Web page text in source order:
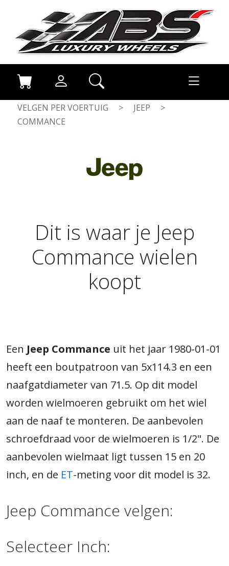
VELGEN PER VOERTUIG > JEEP
>
COMMANCE
Dit is waar je Jeep
Commance wielen
koopt
Een Jeep Commance uit het jaar 1980-01-01
heeft een boutpatroon van 5x114.3 en een
naafgatdiameter van 71.5. Op dit model
worden wielmoeren gebruikt om het wiel
aan de naaf te monteren. De aanbevolen
schroefdraad voor de wielmoeren is 1/2". De
aanbevolen wielmaat ligt tussen 15 en 20
inch, en de ET-meting voor dit model is 32.
Jeep Commance velgen:
Selecteer Inch: